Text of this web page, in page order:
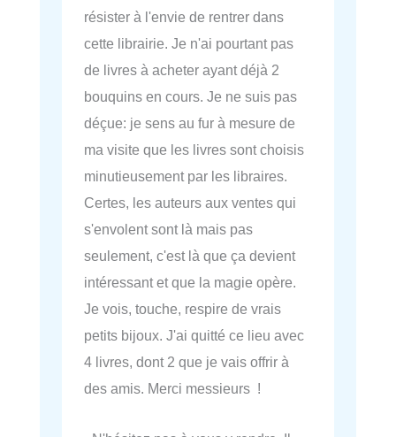
résister à l'envie de rentrer dans
cette librairie. Je n'ai pourtant pas
de livres à acheter ayant déjà 2
bouquins en cours. Je ne suis pas
déçue: je sens au fur à mesure de
ma visite que les livres sont choisis
minutieusement par les libraires.
Certes, les auteurs aux ventes qui
s'envolent sont là mais pas
seulement, c'est là que ça devient
intéressant et que la magie opère.
Je vois, touche, respire de vrais
petits bijoux. J'ai quitté ce lieu avec
4 livres, dont 2 que je vais offrir à
des amis. Merci messieurs !